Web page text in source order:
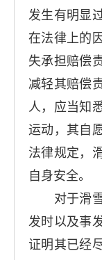
发生有明显
在法律上的
失承担赔偿
减轻其赔偿
人，应当知
运动，其自
法律规定，
自身安全。
对于滑雪
发时以及事
证明其已经